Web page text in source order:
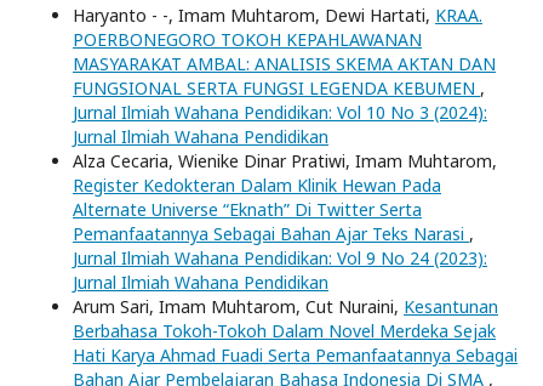
Haryanto - -, Imam Muhtarom, Dewi Hartati, KRAA.
POERBONEGORO TOKOH KEPAHLAWANAN
MASYARAKAT AMBAL: ANALISIS SKEMA AKTAN DAN
FUNGSIONAL SERTA FUNGSI LEGENDA KEBUMEN ,
Jurnal Ilmiah Wahana Pendidikan: Vol 10 No 3 (2024):
Jurnal Ilmiah Wahana Pendidikan
Alza Cecaria, Wienike Dinar Pratiwi, Imam Muhtarom,
Register Kedokteran Dalam Klinik Hewan Pada
Alternate Universe “Eknath” Di Twitter Serta
Pemanfaatannya Sebagai Bahan Ajar Teks Narasi ,
Jurnal Ilmiah Wahana Pendidikan: Vol 9 No 24 (2023):
Jurnal Ilmiah Wahana Pendidikan
Arum Sari, Imam Muhtarom, Cut Nuraini, Kesantunan
Berbahasa Tokoh-Tokoh Dalam Novel Merdeka Sejak
Hati Karya Ahmad Fuadi Serta Pemanfaatannya Sebagai
Bahan Ajar Pembelajaran Bahasa Indonesia Di SMA ,